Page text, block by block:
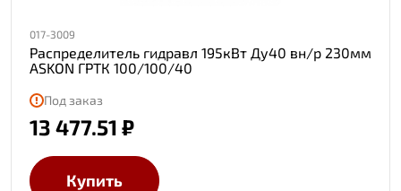
017-3009
Распределитель гидравл 195кВт Ду40 вн/р 230мм
ASKON ГРТК 100/100/40
Под заказ
13 477.51 ₽
Купить